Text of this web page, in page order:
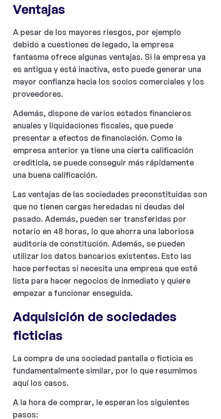
Ventajas
A pesar de los mayores riesgos, por ejemplo
debido a cuestiones de legado, la empresa
fantasma ofrece algunas ventajas. Si la empresa ya
es antigua y está inactiva, esto puede generar una
mayor confianza hacia los socios comerciales y los
proveedores.
Además, dispone de varios estados financieros
anuales y liquidaciones fiscales, que puede
presentar a efectos de financiación. Como la
empresa anterior ya tiene una cierta calificación
crediticia, se puede conseguir más rápidamente
una buena calificación.
Las ventajas de las sociedades preconstituidas son
que no tienen cargas heredadas ni deudas del
pasado. Además, pueden ser transferidas por
notario en 48 horas, lo que ahorra una laboriosa
auditoría de constitución. Además, se pueden
utilizar los datos bancarios existentes. Esto las
hace perfectas si necesita una empresa que esté
lista para hacer negocios de inmediato y quiere
empezar a funcionar enseguida.
Adquisición de sociedades
ficticias
La compra de una sociedad pantalla o ficticia es
fundamentalmente similar, por lo que resumimos
aquí los casos.
A la hora de comprar, le esperan los siguientes
pasos: